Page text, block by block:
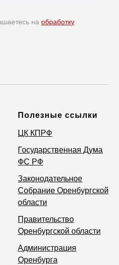
на обработку
Полезные ссылки
ЦК КПРФ
Государственная Дума
ФС РФ
Законодательное
Собрание Оренбургской
области
Правительство
Оренбургской области
Администрация
Оренбурга